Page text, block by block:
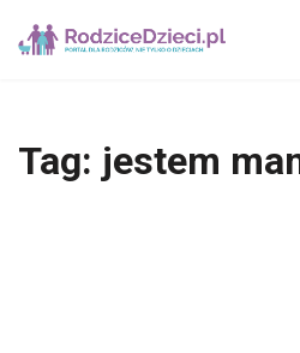
Tag: jestem